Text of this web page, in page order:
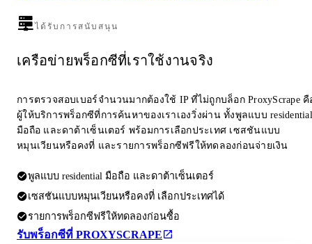
ได้รับการสนับสนุน
เครือข่ายพร็อกซีที่เราใช้งานจริง
การตรวจสอบเบอร์จำนวนมากต้องใช้ IP ที่ไม่ถูกบล็อก ProxyScrape คื
ผู้ให้บริการพร็อกซีที่การค้นหาของเราเองวิ่งผ่าน ทั้งพูลแบบ residential
มือถือ และดาต้าเซ็นเตอร์ พร้อมการเลือกประเทศ เซสชันแบบ
หมุนเวียนหรือคงที่ และรายการพร็อกซีฟรีให้ทดลองก่อนจ่ายเงิน
พูลแบบ residential มือถือ และดาต้าเซ็นเตอร์
เซสชันแบบหมุนเวียนหรือคงที่ เลือกประเทศได้
รายการพร็อกซีฟรีให้ทดลองก่อนซื้อ
รับพร็อกซีที่ PROXYSCRAPE